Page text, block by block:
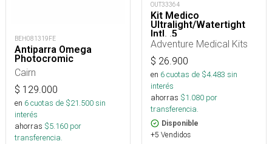
BEH081319FE
Antiparra Omega
Photocromic
Cairn
$ 129.000
en 6cuotas de $21.500sin
interés
ahorras $5.160 por
transferencia.
OUT33364
Kit Medico
Ultralight/Watertight
Intl. .5
Adventure Medical Kits
$ 26.900
en 6cuotas de $4.483 sin
interés
ahorras $1.080 por
transferencia.
Disponible
+5 Vendidos